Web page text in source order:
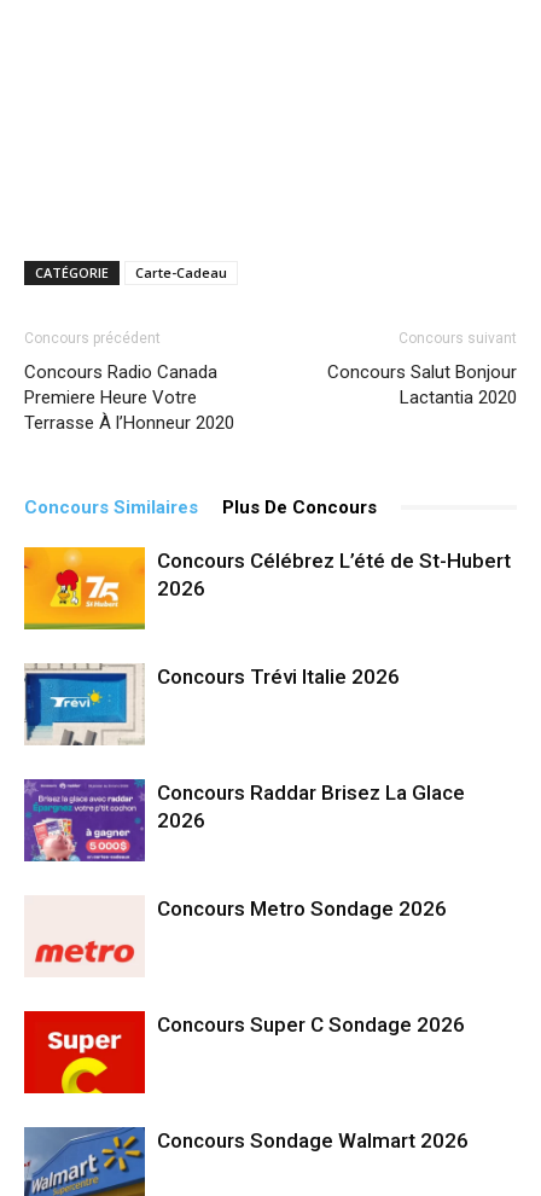
CATÉGORIE Carte-Cadeau
Concours précédent
Concours Radio Canada
Premiere Heure Votre
Terrasse À l’Honneur 2020
Concours suivant
Concours Salut Bonjour
Lactantia 2020
Concours Similaires Plus De Concours
Concours Célébrez L’été de St-Hubert
2026
Concours Trévi Italie 2026
Concours Raddar Brisez La Glace
2026
Concours Metro Sondage 2026
Concours Super C Sondage 2026
Concours Sondage Walmart 2026